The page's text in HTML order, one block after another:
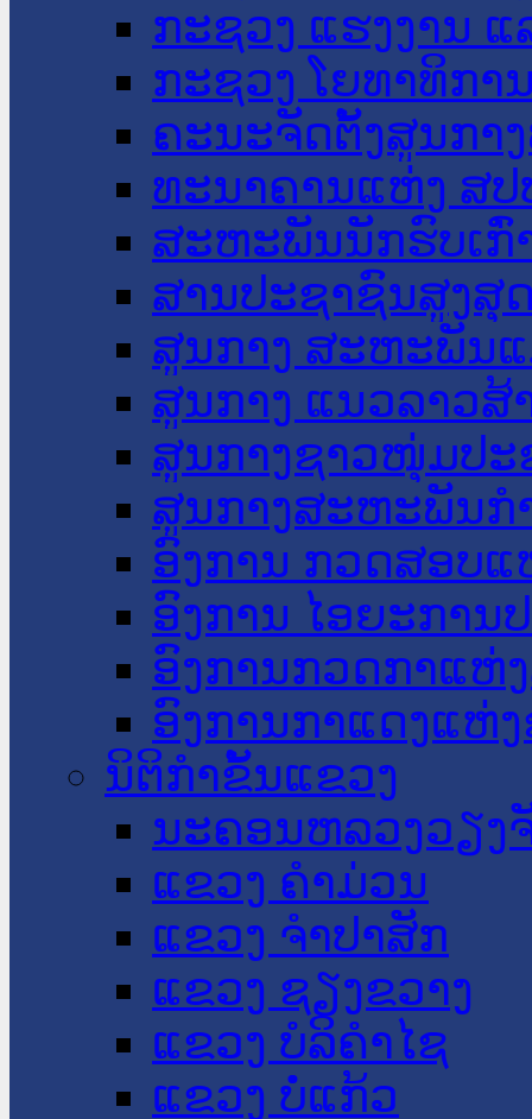
ກະຊວງ ແຮງງານ
ກະຊວງ ໂຍທາທິກາ
ຄະນະຈັດຕັ້ງສູນກາ
ທະນາຄານແຫ່ງ ສປ
ສະຫະພັນນັກຮົບເກົ່
ສານປະຊາຊົນສູງສຸ
ສູນກາງ ສະຫະພັນ
ສູນກາງ ແນວລາວສ້
ສູນກາງຊາວໜຸ່ມປະ
ສູນກາງສະຫະພັນກ
ອົງການ ກວດສອບແ
ອົງການ ໄອຍະການ
ອົງການກວດກາແຫ່
ອົງການກາແດງແຫ່
ນິຕິກໍາຂັ້ນແຂວງ
ນະ​ຄອນ​ຫລວງວຽງ
ແຂວງ ຄໍາມ່ວນ
ແຂວງ ຈໍາປາສັກ
ແຂວງ ຊຽງຂວາງ
ແຂວງ ບໍລິຄໍາໄຊ
ແຂວງ ບໍ່ແກ້ວ